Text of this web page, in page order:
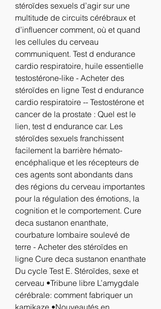
stéroïdes sexuels d’agir sur une
multitude de circuits cérébraux et
d’influencer comment, où et quand
les cellules du cerveau
communiquent. Test d endurance
cardio respiratoire, huile essentielle
testostérone-like - Acheter des
stéroïdes en ligne Test d endurance
cardio respiratoire -- Testostérone et
cancer de la prostate : Quel est le
lien, test d endurance car. Les
stéroïdes sexuels franchissent
facilement la barrière hémato-
encéphalique et les récepteurs de
ces agents sont abondants dans
des régions du cerveau importantes
pour la régulation des émotions, la
cognition et le comportement. Cure
deca sustanon enanthate,
courbature lombaire soulevé de
terre - Acheter des stéroïdes en
ligne Cure deca sustanon enanthate
Du cycle Test E. Stéroïdes, sexe et
cerveau •Tribune libre L’amygdale
cérébrale: comment fabriquer un